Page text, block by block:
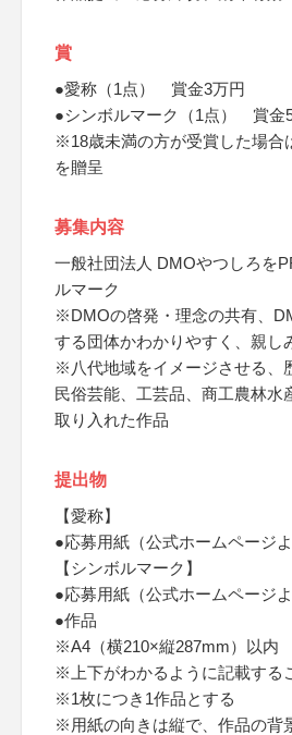
賞
●愛称（1点） 賞金3万円
●シンボルマーク（1点） 賞金
※18歳未満の方が受賞した場合
を贈呈
募集内容
一般社団法人 DMOやつしろを
ルマーク
※DMOの啓発・理念の共有、
する団体かわかりやすく、親し
※八代地域をイメージさせる、
民俗芸能、工芸品、商工農林水
取り入れた作品
提出物
【愛称】
●応募用紙（公式ホームページ
【シンボルマーク】
●応募用紙（公式ホームページ
●作品
※A4（横210×縦287mm）以内
※上下がわかるように記載する
※1枚につき1作品とする
※用紙の向きは縦で、作品の背